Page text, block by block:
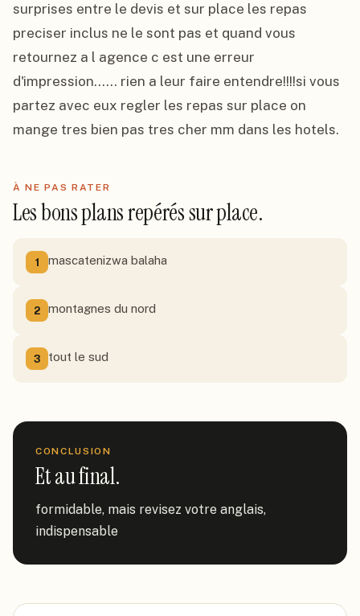
surprises entre le devis et sur place les repas
preciser inclus ne le sont pas et quand vous
retournez a l agence c est une erreur
d'impression...... rien a leur faire entendre!!!!si vous
partez avec eux regler les repas sur place on
mange tres bien pas tres cher mm dans les hotels.
À NE PAS RATER
Les bons plans repérés sur place.
1 mascatenizwa balaha
2 montagnes du nord
3 tout le sud
CONCLUSION
Et au final.
formidable, mais revisez votre anglais,
indispensable